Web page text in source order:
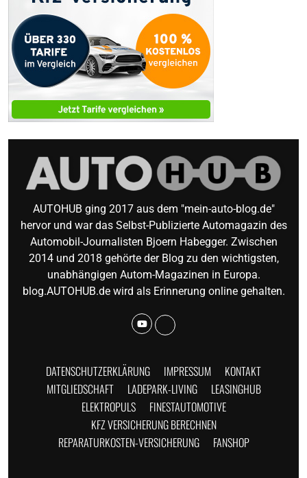
AUTOHUB ging 2017 aus dem "mein-auto-blog.de"
hervor und war das Selbst-Publizierte Automagazin des
Automobil-Journalisten Bjoern Habegger. Zwischen
2014 und 2018 gehörte der Blog zu den wichtigsten,
unabhängigen Autom-Magazinen in Europa.
blog.AUTOHUB.de wird als Erinnerung online gehalten.
DATENSCHUTZERKLÄRUNG IMPRESSUM
KONTAKT
MITGLIEDSCHAFT
LADEPARK-LIVING
LEASINGHUB
ELEKTROPULS
FINESTAUTOMOTIVE
KFZ VERSICHERUNG BERECHNEN
REPARATURKOSTEN-VERSICHERUNG
FANSHOP